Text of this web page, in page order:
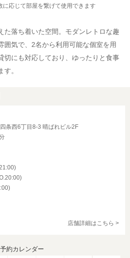
に応じて部屋を繋げて使用できます
た落ち着いた空間。モダンレトロな趣
囲気で、2名から利用可能な個室を用
切にも対応しており、ゆったりと食事
。
条西6丁目8-3 晴ばれビル2F
店舗詳細はこちら >
予約カレンダー